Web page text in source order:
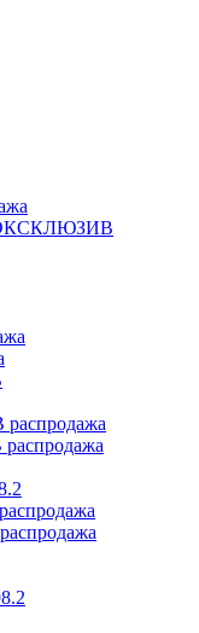
ЭКСКЛЮЗИВ